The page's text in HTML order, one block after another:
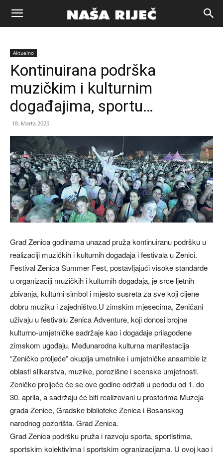
Naša
riječ
Zenica
Aktuelno
Kontinuirana podrška
muzičkim i kulturnim
događajima, sportu…
18. Marta 2025.
Grad Zenica godinama unazad pruža kontinuiranu podršku u
realizaciji muzičkih i kulturnih događaja i festivala u Zenici.
Festival Zenica Summer Fest, postavljajući visoke standarde
u organizaciji muzičkih i kulturnih događaja, je srce ljetnih
zbivanja, kulturni simbol i mjesto susreta za sve koji cijene
dobru muziku i zajedništvo.U zimskim mjesecima, Zeničani
uživaju u festivalu Zenica Adventure, koji donosi brojne
kulturno-umjetničke sadržaje kao i događaje prilagođene
zimskom ugođaju. Međunarodna kulturna manifestacija
“Zeničko proljeće” okuplja umetnike i umjetničke ansamble iz
oblasti slikarstva, muzike, porozišne i scenske umjetnosti.
Zeničko proljeće će se ove godine održati u periodu od 1. do
30. aprila, a sadržaju će biti realizovani u prostorima Muzeja
grada Zenice, Gradske biblioteke Zenica i Bosanskog
narodnog pozorišta. Grad Zenica.
Grad Zenica podršku pruža i razvoju sporta, sportistima,
sportskim kolektivima i sportskim ogranizacijama. U ovoj kao i